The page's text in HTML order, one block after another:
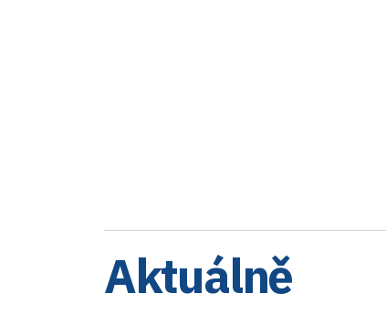
Aktuálně